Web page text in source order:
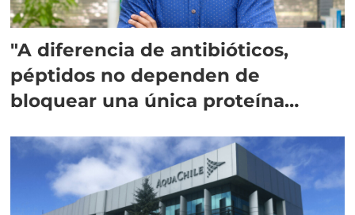
"A diferencia de antibióticos,
péptidos no dependen de
bloquear una única proteína